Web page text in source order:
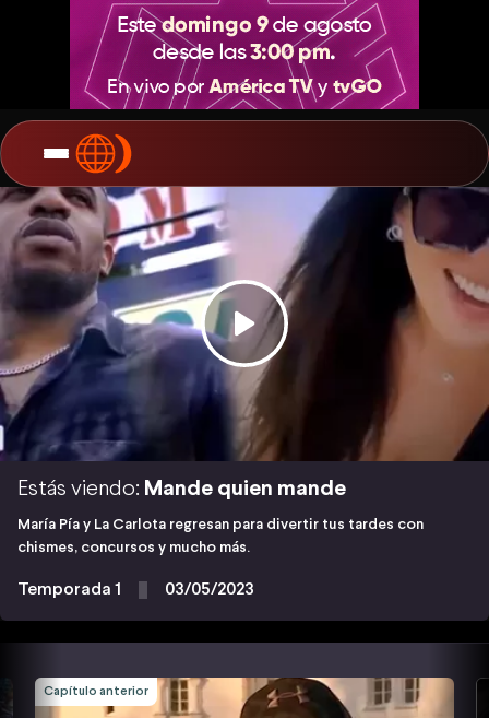
Estás viendo: Mande quien mande
María Pía y La Carlota regresan para divertir tus tardes con
chismes, concursos y mucho más.
Temporada 1 03/05/2023
Capítulo anterior